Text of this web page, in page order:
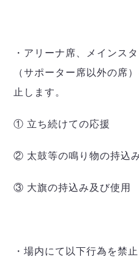
・アリーナ席、メインス
（サポーター席以外の席
止します。
① 立ち続けての応援
② 太鼓等の鳴り物の持込
③ 大旗の持込み及び使用
・場内にて以下行為を禁止